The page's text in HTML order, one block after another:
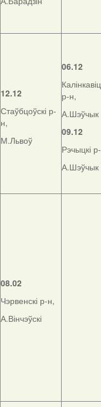
12.12
Стаўбцоўскі р-
н,
М.Львоў
06.12
р-н,
А.Шэўчык
09.12
Рэчыцкі
А.Шэўчык
08.02
Чэрвенскі р-н,
А.Вінчэўскі